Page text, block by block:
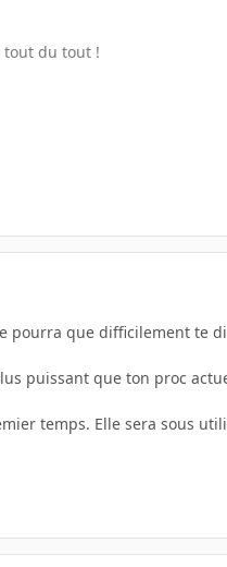
tout du tout !
pourra que difficilement te
puissant que ton proc
temps. Elle sera sous